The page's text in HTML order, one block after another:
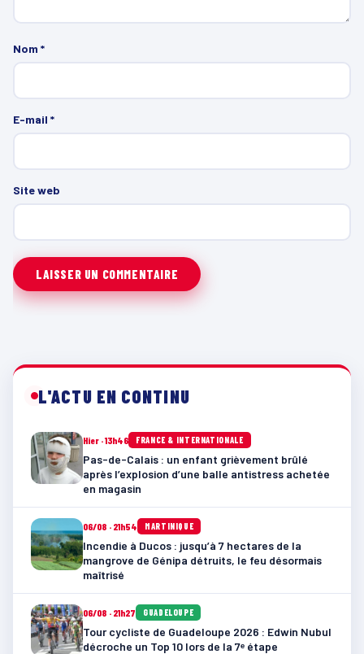
Nom *
E-mail *
Site web
L'ACTU EN CONTINU
Hier · 13h46 FRANCE & INTERNATIONALE
Pas-de-Calais : un enfant grièvement brûlé
après l’explosion d’une balle antistress achetée
en magasin
06/08 · 21h54 MARTINIQUE
Incendie à Ducos : jusqu’à 7 hectares de la
mangrove de Génipa détruits, le feu désormais
maîtrisé
06/08 · 21h27 GUADELOUPE
Tour cycliste de Guadeloupe 2026 : Edwin Nubul
décroche un Top 10 lors de la 7ᵉ étape